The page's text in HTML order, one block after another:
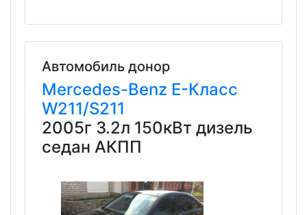
Автомобиль донор
Mercedes-Benz E-Класс
W211/S211
2005г 3.2л 150кВт дизель
седан АКПП